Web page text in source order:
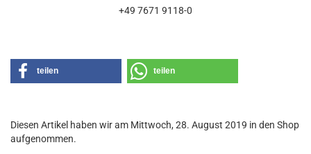
+49 7671 9118-0
teilen teilen
Diesen Artikel haben wir am Mittwoch, 28. August 2019 in den Shop
aufgenommen.